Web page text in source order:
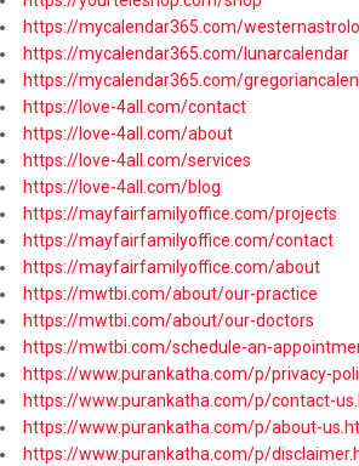
https://mycalendar365.com/
https://mycalendar365.com/lunarcalendar
https://mycalendar365.com/
https://love-4all.com/contact
https://love-4all.com/about
https://love-4all.com/services
https://love-4all.com/blog
https://mayfairfamilyoffice.com/projects
https://mayfairfamilyoffice.com/contact
https://mayfairfamilyoffice.com/about
https://mwtbi.com/about/our-practice
https://mwtbi.com/about/our-doctors
https://mwtbi.com/schedule-an-
https://www.purankatha.com/p/privacy-
https://www.purankatha.com/p/contact-
https://www.purankatha.com/p/about-
https://www.purankatha.com/p/